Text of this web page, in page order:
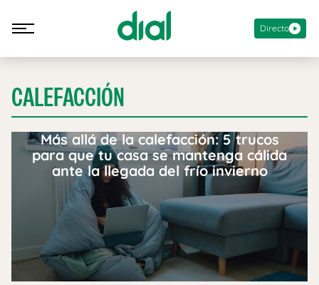
Directo
CALEFACCIÓN
Más allá de la calefacción: 5 trucos
para que tu casa se mantenga cálida
ante la llegada del frío invierno